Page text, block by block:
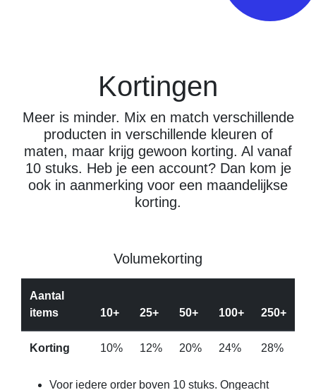
Kortingen
Meer is minder. Mix en match verschillende
producten in verschillende kleuren of
maten, maar krijg gewoon korting. Al vanaf
10 stuks. Heb je een account? Dan kom je
ook in aanmerking voor een maandelijkse
korting.
Volumekorting
Aantal
items
10+ 25+ 50+ 100+ 250+
Korting 10% 12% 20% 24% 28%
Voor iedere order boven 10 stuks. Ongeacht